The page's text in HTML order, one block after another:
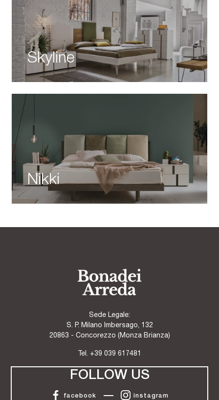
Skyline
Nikki
Sede Legale:
S. P. Milano Imbersago, 132
20863 - Concorezzo (Monza Brianza)
Tel. +39 039 617481
FOLLOW US
facebook instagram